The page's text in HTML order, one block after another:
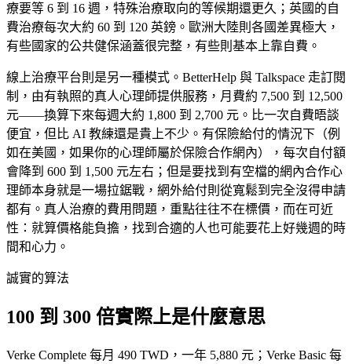
療要等 6 到 16 週，特殊治療取向的等候期還更久；英國的自
費治療每次大約 60 到 120 英鎊。歐洲大陸則各國差異極大，
有些國家的公共健保涵蓋很完整，有些則基本上靠自費。
線上治療平台則是另一種模式。BetterHelp 與 Talkspace 走訂閱
制，由有執照的真人心理師提供服務，月費約 7,500 到 12,500
元——換算下來每週大約 1,800 到 2,700 元。比一次自費晤談
便宜，但比 AI 教練還是貴上不少。有保險給付的情況下（例
如在美國，如果你的心理師屬於保險合作網內），每次自付額
會降到 600 到 1,500 元左右；但是要找到有空檔的網內合作心
理師本身就是一場拉鋸戰，網外給付則從寬鬆到完全沒得申請
都有。真人治療的費用問題，重點往往不在標價，而在可近
性：就算價格能負擔，找到合適的人也可能要花上好幾週的時
間和心力。
誠實的算法
100 到 300 倍實際上是什麼意思
Verke Complete 每月 490 TWD，一年 5,880 元；Verke Basic 每